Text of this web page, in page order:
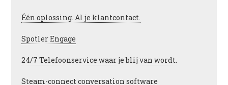
Één oplossing. Al je klantcontact.
Spotler Engage
24/7 Telefoonservice waar je blij van wordt.
Steam-connect conversation software